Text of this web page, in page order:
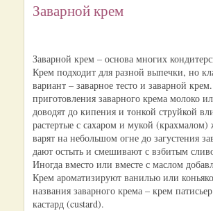
Заварной крем
Заварной крем – основа многих
Крем подходит для разной выпечки, но
вариант – заварное тесто и заварной
приготовления заварного крема молоко
доводят до кипения и тонкой струйкой
растертые с сахаром и мукой
варят на небольшом огне до загустения
дают остыть и смешивают с взбитым
Иногда вместо или вместе с маслом
Крем ароматизируют ванилью или
названия заварного крема – крем
кастард (custard).